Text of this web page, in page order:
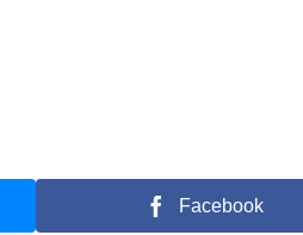
Facebook